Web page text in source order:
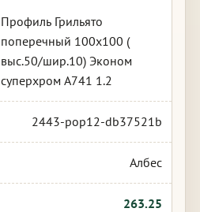
Профиль Грильято
поперечный 100х100 (
выс.50/шир.10) Эконом
суперхром А741 1.2
2443-pop12-db37521b
Албес
263.25